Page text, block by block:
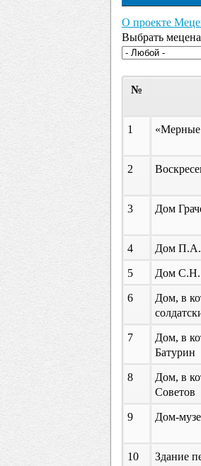
О проекте
Выбрать
№
1
2
3 Дом
4 Дом П.А.
5 Дом
6
Дом, в
7
Дом, в
Батурин
8
Дом, в
Советов
9 Дом-
10 Здание